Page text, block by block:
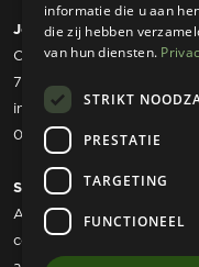
Josta Tuinmachines
Ommerweg 49
7797 RC Rheezerveen
info@jostatuinmachines.nl
06 - 50 60 46 07
Showroom
Als u werktuigen wilt
contact met ons op om
informatie die u aan
die zij hebben
van hun diensten.
STRIKT
PRESTATIE
TARGETING
FUNCTIONEEL